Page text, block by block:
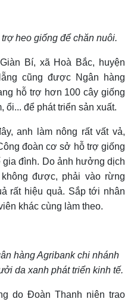
heo giống để chăn nuôi.
Bí, xã Hoà Bắc, huyện
cũng được Ngân hàng
hỗ trợ hơn 100 cây giống
ổi... để phát triển sản xuất.
anh làm nông rất vất vả,
đoàn cơ sở hỗ trợ giống
gia đình. Do ảnh hưởng dịch
được, phải vào rừng
rất hiệu quả. Sắp tới nhân
khác cùng làm theo.
hàng Agribank chi nhánh
da xanh phát triển kinh tế.
do Đoàn Thanh niên trao